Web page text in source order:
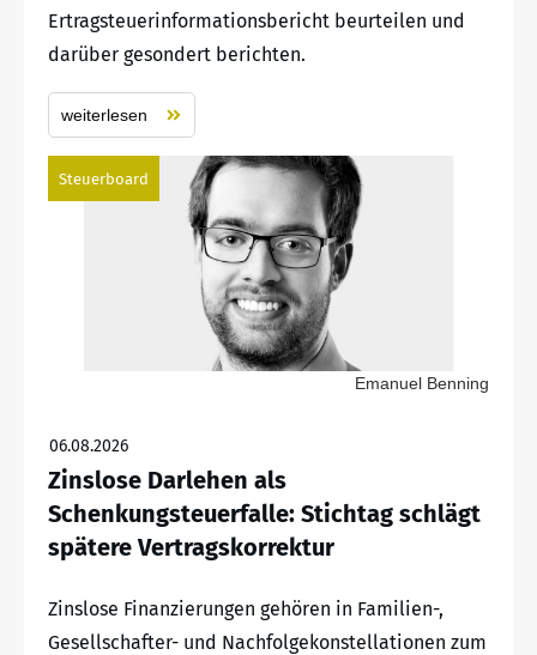
Ertragsteuerinformationsbericht beurteilen und
darüber gesondert berichten.
weiterlesen
Steuerboard
Emanuel Benning
06.08.2026
Zinslose Darlehen als
Schenkungsteuerfalle: Stichtag schlägt
spätere Vertragskorrektur
Zinslose Finanzierungen gehören in Familien-,
Gesellschafter- und Nachfolgekonstellationen zum